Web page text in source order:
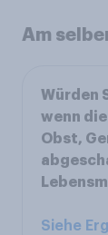
Am
Würden
wenn
Obst,
Siehe